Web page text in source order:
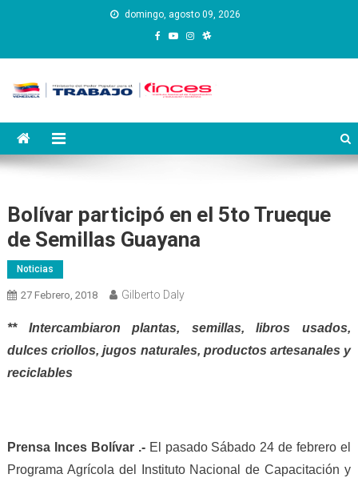
domingo, agosto 09, 2026
Instituto Nacional de
Capacitación y Educación
Bolívar participó en el 5to Trueque
de Semillas Guayana
Noticias
27 Febrero, 2018 Gilberto Daly
** Intercambiaron plantas, semillas, libros usados,
dulces criollos, jugos naturales, productos artesanales y
reciclables
Prensa Inces Bolívar .- El pasado Sábado 24 de febrero el
Programa Agrícola del Instituto Nacional de Capacitación y